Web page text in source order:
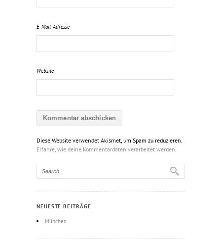
E-Mail-Adresse
Website
Diese Website verwendet Akismet, um Spam zu reduzieren.
Erfahre, wie deine Kommentardaten verarbeitet werden.
NEUESTE BEITRÄGE
München